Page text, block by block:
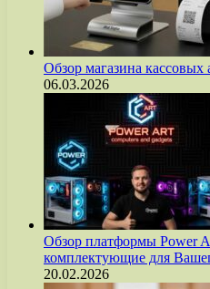
Обзор магазина кассовых
06.03.2026
Обзор платформы Power
комплектующие для
20.02.2026